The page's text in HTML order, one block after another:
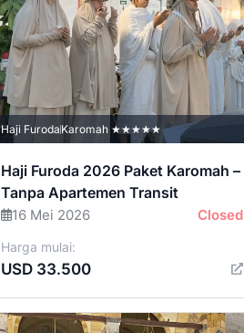
Haji FurodaKaromah ★★★★★
Haji Furoda 2026 Paket Karomah –
Tanpa Apartemen Transit
16 Mei 2026 Closed
Harga mulai:
USD 33.500